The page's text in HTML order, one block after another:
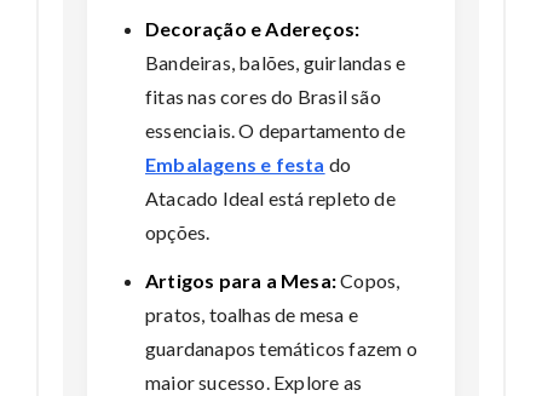
Decoração e Adereços:
Bandeiras, balões, guirlandas e
fitas nas cores do Brasil são
essenciais. O departamento de
Embalagens e festa do
Atacado Ideal está repleto de
opções.
Artigos para a Mesa:Copos,
pratos, toalhas de mesa e
guardanapos temáticos fazem o
maior sucesso. Explore as